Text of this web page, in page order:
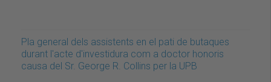
Pla general dels assistents en el pati de butaques
durant l'acte d'investidura com a doctor honoris
causa del Sr. George R. Collins per la UPB